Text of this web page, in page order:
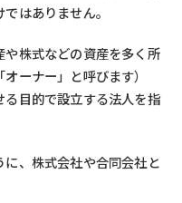
はありません。
株式などの資産を多く所
ーナー」と呼びます）
目的で設立する法人を指
、株式会社や合同会社と